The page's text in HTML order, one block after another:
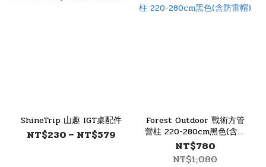
ShineTrip 山趣 IGT桌配件
NT$230 ~ NT$579
Forest Outdoor 戰術方管
營柱 220-280cm黑色(含防
雷帽)
NT$780
NT$1,080